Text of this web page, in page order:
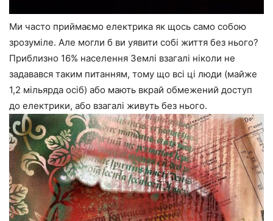
Ми часто приймаємо електрика як щось само собою
зрозуміле. Але могли б ви уявити собі життя без нього?
Приблизно 16% населення Землі взагалі ніколи не
задавався таким питанням, тому що всі ці люди (майже
1,2 мільярда осіб) або мають вкрай обмежений доступ
до електрики, або взагалі живуть без нього.